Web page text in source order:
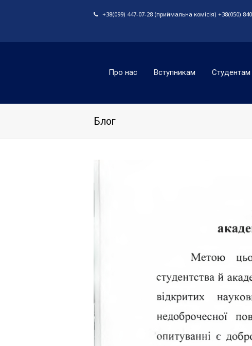
+38(099) 447-07-28 (приймальна комісія) +38(050)
Про нас Вступникам Студентам
Блог